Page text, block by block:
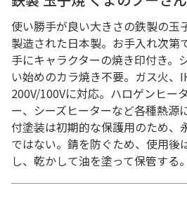
使い勝手が良い大きさの鉄製の玉
製造された日本製。お手入れ次第
手にキャラクターの焼き印付き。
い始めのカラ焼き不要。ガス火、
200V/100Vに対応。ハロゲンヒー
ー、シーズヒーターなど各種熱源
付塗装は初期的な保護用のため、
ではない。錆を防ぐため、使用後
し、乾かして油を塗って保管する。